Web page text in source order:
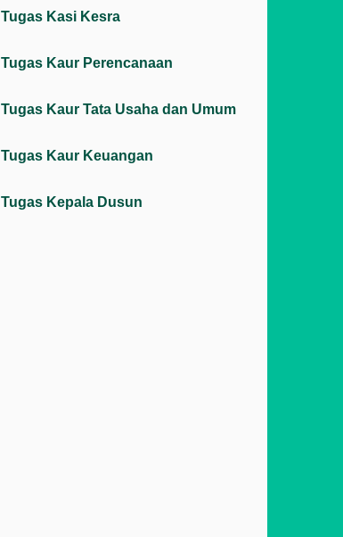
Tugas Kasi Kesra
Tugas Kaur Perencanaan
Tugas Kaur Tata Usaha dan Umum
Tugas Kaur Keuangan
Tugas Kepala Dusun